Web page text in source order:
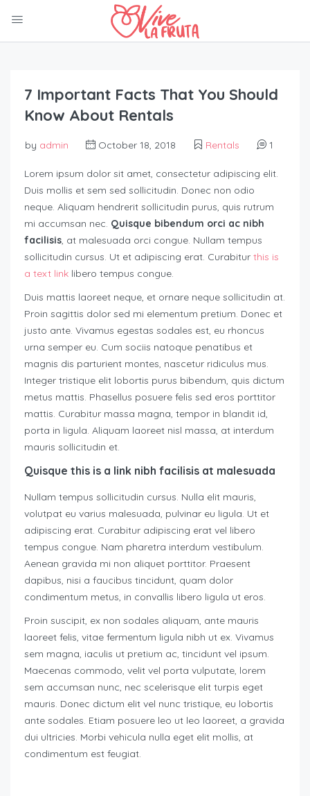
7 Important Facts That You Should
Know About Rentals
by admin October 18, 2018 Rentals 1
Lorem ipsum dolor sit amet, consectetur adipiscing elit.
Duis mollis et sem sed sollicitudin. Donec non odio
neque. Aliquam hendrerit sollicitudin purus, quis rutrum
mi accumsan nec. Quisque bibendum orci ac nibh
facilisis, at malesuada orci congue. Nullam tempus
sollicitudin cursus. Ut et adipiscing erat. Curabitur this is
a text link libero tempus congue.
Duis mattis laoreet neque, et ornare neque sollicitudin at.
Proin sagittis dolor sed mi elementum pretium. Donec et
justo ante. Vivamus egestas sodales est, eu rhoncus
urna semper eu. Cum sociis natoque penatibus et
magnis dis parturient montes, nascetur ridiculus mus.
Integer tristique elit lobortis purus bibendum, quis dictum
metus mattis. Phasellus posuere felis sed eros porttitor
mattis. Curabitur massa magna, tempor in blandit id,
porta in ligula. Aliquam laoreet nisl massa, at interdum
mauris sollicitudin et.
Quisque this is a link nibh facilisis at malesuada
Nullam tempus sollicitudin cursus. Nulla elit mauris,
volutpat eu varius malesuada, pulvinar eu ligula. Ut et
adipiscing erat. Curabitur adipiscing erat vel libero
tempus congue. Nam pharetra interdum vestibulum.
Aenean gravida mi non aliquet porttitor. Praesent
dapibus, nisi a faucibus tincidunt, quam dolor
condimentum metus, in convallis libero ligula ut eros.
Proin suscipit, ex non sodales aliquam, ante mauris
laoreet felis, vitae fermentum ligula nibh ut ex. Vivamus
sem magna, iaculis ut pretium ac, tincidunt vel ipsum.
Maecenas commodo, velit vel porta vulputate, lorem
sem accumsan nunc, nec scelerisque elit turpis eget
mauris. Donec dictum elit vel nunc tristique, eu lobortis
ante sodales. Etiam posuere leo ut leo laoreet, a gravida
dui ultricies. Morbi vehicula nulla eget elit mollis, at
condimentum est feugiat.